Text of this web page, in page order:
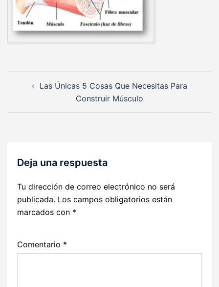
Navegación
Las Únicas 5 Cosas Que Necesitas Para
Construir Músculo
Deja una respuesta
Tu dirección de correo electrónico no será
publicada. Los campos obligatorios están
marcados con *
Comentario *